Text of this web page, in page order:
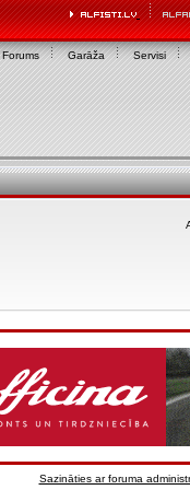
Forums Garāža Servisi
Sazināties ar foruma